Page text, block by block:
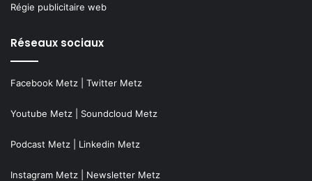
Régie publicitaire web
Réseaux sociaux
Facebook Metz Twitter Metz
Youtube Metz Soundcloud Metz
Podcast Metz Linkedin Metz
Instagram Metz Newsletter Metz